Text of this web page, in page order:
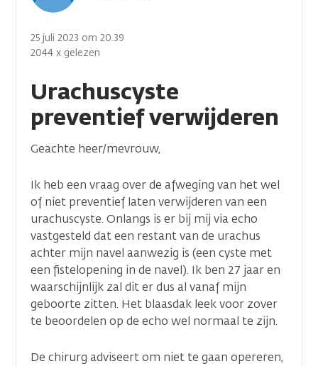
Urachuscyste
preventief verwijderen
25 juli 2023 om 20.39
2044 x gelezen
Geachte heer/mevrouw,
Ik heb een vraag over de afweging van het wel
of niet preventief laten verwijderen van een
urachuscyste. Onlangs is er bij mij via echo
vastgesteld dat een restant van de urachus
achter mijn navel aanwezig is (een cyste met
een fistelopening in de navel). Ik ben 27 jaar en
waarschijnlijk zal dit er dus al vanaf mijn
geboorte zitten. Het blaasdak leek voor zover
te beoordelen op de echo wel normaal te zijn.
De chirurg adviseert om niet te gaan opereren,